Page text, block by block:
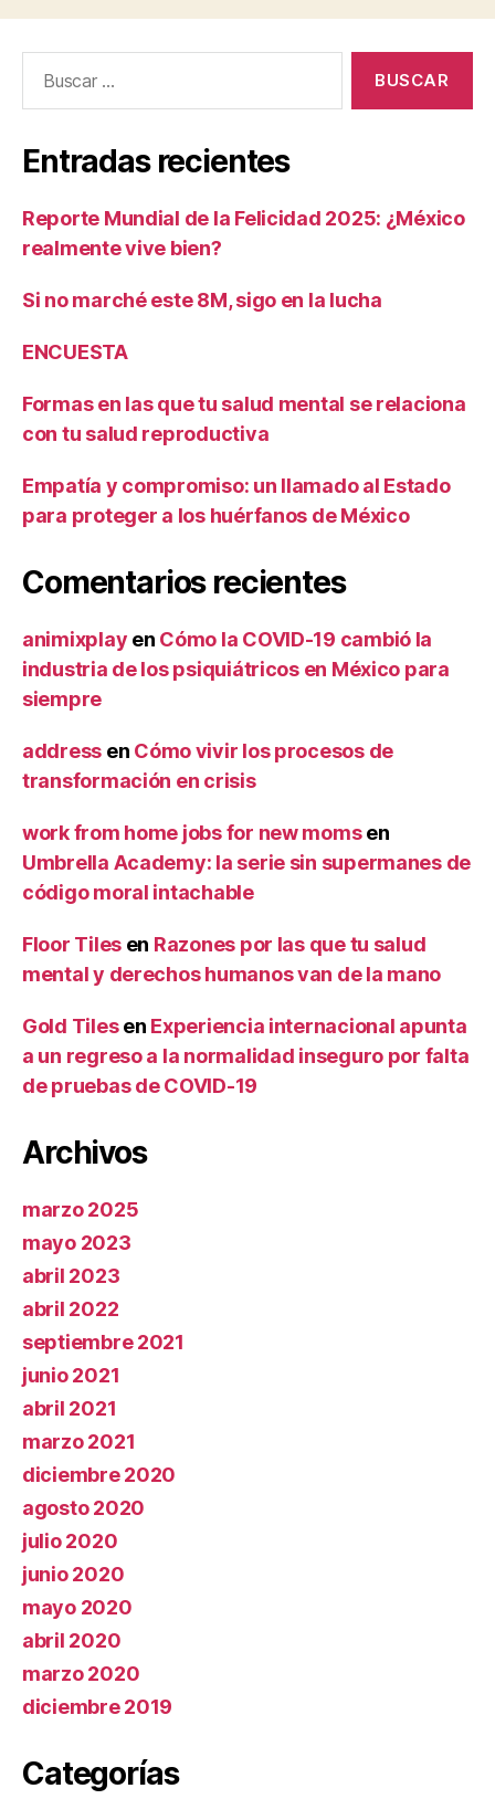
Entradas recientes
Reporte Mundial de la Felicidad 2025: ¿México
realmente vive bien?
Si no marché este 8M, sigo en la lucha
ENCUESTA
Formas en las que tu salud mental se relaciona
con tu salud reproductiva
Empatía y compromiso: un llamado al Estado
para proteger a los huérfanos de México
Comentarios recientes
animixplay en Cómo la COVID-19 cambió la
industria de los psiquiátricos en México para
siempre
address en Cómo vivir los procesos de
transformación en crisis
work from home jobs for new momsen
Umbrella Academy: la serie sin supermanes de
código moral intachable
Floor Tiles en Razones por las que tu salud
mental y derechos humanos van de la mano
Gold Tilesen Experiencia internacional apunta
a un regreso a la normalidad inseguro por falta
de pruebas de COVID-19
Archivos
marzo 2025
mayo 2023
abril 2023
abril 2022
septiembre 2021
junio 2021
abril 2021
marzo 2021
diciembre 2020
agosto 2020
julio 2020
junio 2020
mayo 2020
abril 2020
marzo 2020
diciembre 2019
Categorías